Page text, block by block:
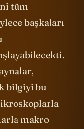
tüm
başkaları
bilgiyi bu
makro